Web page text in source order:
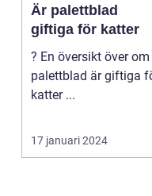
Är palettblad
giftiga för katter
? En översikt över om
palettblad är giftiga
katter ...
17 januari 2024